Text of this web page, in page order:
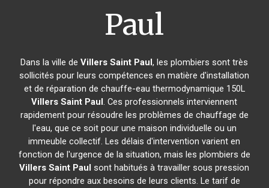
Paul
Dans la ville deVillers Saint Paul, les plombiers sont très
sollicités pour leurs compétences en matière d'installation
et de réparation de chauffe-eau thermodynamique 150L
Villers Saint Paul. Ces professionnels interviennent
rapidement pour résoudre les problèmes de chauffage de
l'eau, que ce soit pour une maison individuelle ou un
immeuble collectif. Les délais d'intervention varient en
fonction de l'urgence de la situation, mais les plombiers de
Villers Saint Paul sont habitués à travailler sous pression
pour répondre aux besoins de leurs clients. Le tarif de